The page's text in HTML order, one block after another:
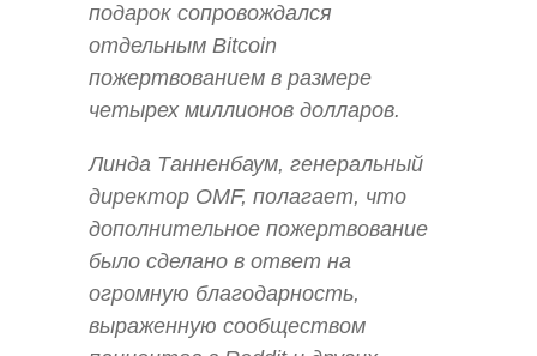
подарок сопровождался
отдельным Bitcoin
пожертвованием в размере
четырех миллионов долларов.
Линда Танненбаум, генеральный
директор OMF, полагает, что
дополнительное пожертвование
было сделано в ответ на
огромную благодарность,
выраженную сообществом